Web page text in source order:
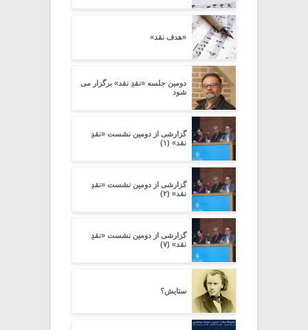
«هدف نقد»
دومین جلسه «نقدِ نقد» برگزار می
شود
گزارشی از دومین نشست «نقدِ
نقد» (۱)
گزارشی از دومین نشست «نقدِ
نقد» (۲)
گزارشی از دومین نشست «نقدِ
نقد» (۷)
ستایش؟